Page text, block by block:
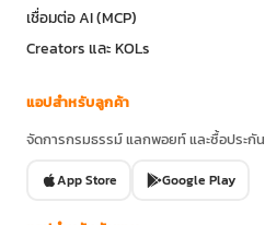
เชื่อมต่อ AI (MCP)
Creators และ KOLs
แอปสำหรับลูกค้า
จัดการกรมธรรม์ แลกพอยท์ และซื้อประกัน
App Store Google Play